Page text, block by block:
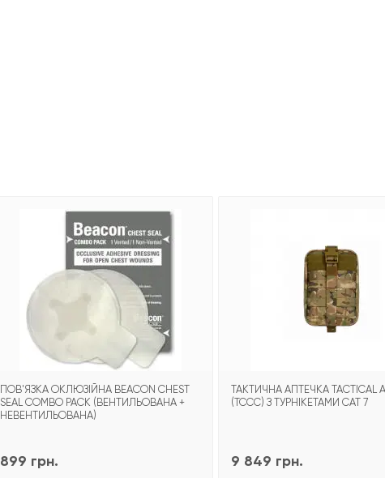
ПОВ'ЯЗКА ОКЛЮЗІЙНА BEACON CHEST
SEAL COMBO PACK (ВЕНТИЛЬОВАНА +
НЕВЕНТИЛЬОВАНА)
899 грн.
ТАКТИЧНА АПТЕЧКА TACTICAL
(TCCC) З ТУРНІКЕТАМИ CAT 7
9 849 грн.